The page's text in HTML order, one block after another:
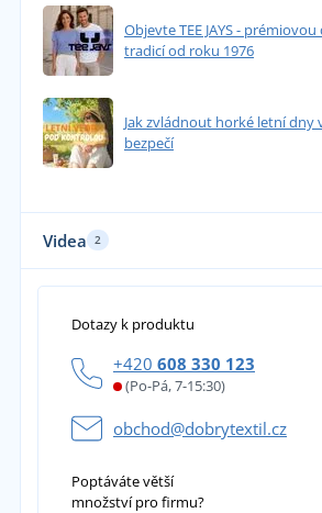
Objevte TEE JAYS -
tradicí od roku 1976
Jak zvládnout horké letní dny
bezpečí
Videa 2
Dotazy k produktu
+420 608 330 123
(Po-Pá, 7-15:30)
obchod@dobrytextil.cz
Poptáváte větší
množství pro firmu?